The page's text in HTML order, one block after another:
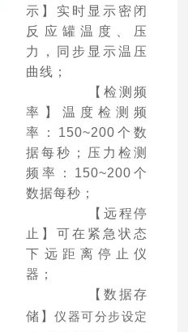
示】实时显示密闭
反应罐温度、压
力，同步显示温压
曲线；
【检测频
率】温度检测频
率：150~200个数
据每秒；压力检测
频率：150~200个
数据每秒；
【远程停
止】可在紧急状态
下远距离停止仪
器；
【数据存
储】仪器可分步设定